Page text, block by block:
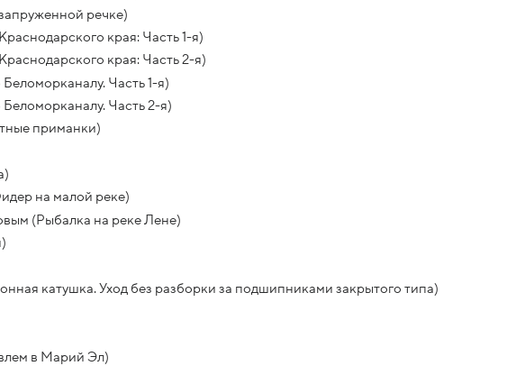
речке)
края: Часть 1-я)
края: Часть 2-я)
Часть 1-я)
Часть 2-я)
приманки)
на малой реке)
(Рыбалка на реке Лене)
катушка. Уход без разборки за подшипниками закрытого типа)
в Марий Эл)